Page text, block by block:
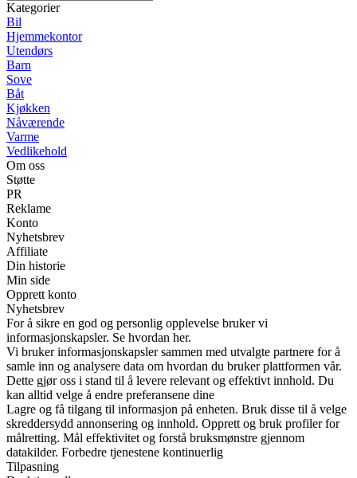
Kategorier
Bil
Hjemmekontor
Utendørs
Barn
Sove
Båt
Kjøkken
Nåværende
Varme
Vedlikehold
Om oss
Støtte
PR
Reklame
Konto
Nyhetsbrev
Affiliate
Din historie
Min side
Opprett konto
Nyhetsbrev
For å sikre en god og personlig opplevelse bruker vi
informasjonskapsler. Se hvordan her.
Vi bruker informasjonskapsler sammen med utvalgte partnere for å
samle inn og analysere data om hvordan du bruker plattformen vår.
Dette gjør oss i stand til å levere relevant og effektivt innhold. Du
kan alltid velge å endre preferansene dine
Lagre og få tilgang til informasjon på enheten. Bruk disse til å velge
skreddersydd annonsering og innhold. Opprett og bruk profiler for
målretting. Mål effektivitet og forstå bruksmønstre gjennom
datakilder. Forbedre tjenestene kontinuerlig
Tilpasning